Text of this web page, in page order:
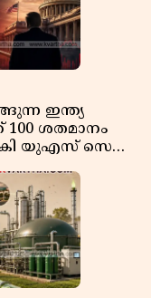
ഇന്ത്യ
100 ശതമാനം
യുഎസ് സെനറ്റ്